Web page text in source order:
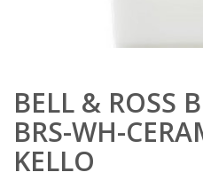
BELL & ROSS
BRS-WH-
KELLO